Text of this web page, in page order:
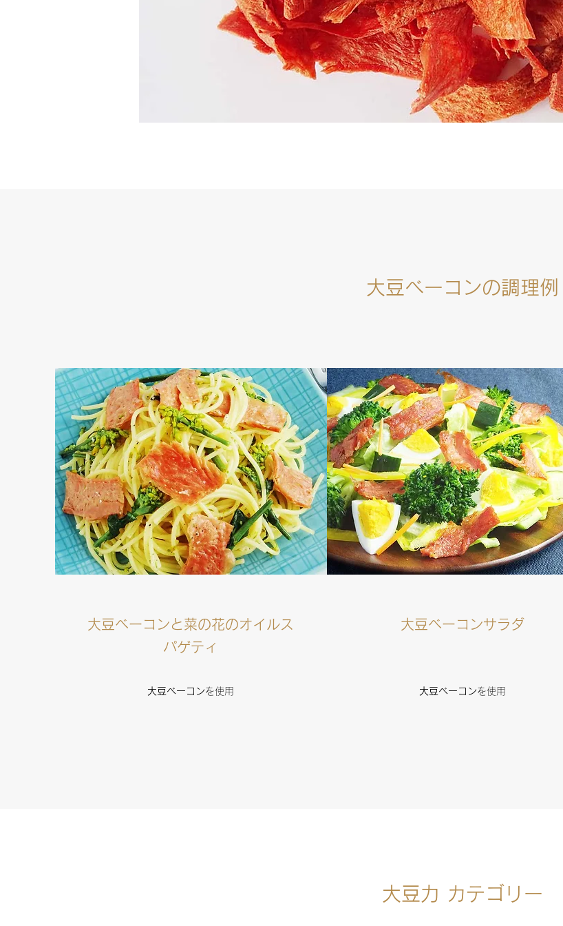
大豆ベーコンの調理例
大豆ベーコンと菜の花のオイルス
パゲティ
大豆ベーコンを使用
大豆ベーコンサラダ
大豆ベーコンを使用
大豆力 カテゴリー